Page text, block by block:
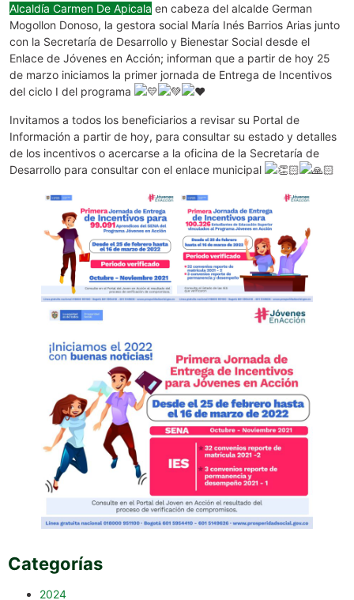
Alcaldía Carmen De Apicala en cabeza del alcalde German
Mogollon Donoso, la gestora social María Inés Barrios Arias junto
con la Secretaría de Desarrollo y Bienestar Social desde el
Enlace de Jóvenes en Acción; informan que a partir de hoy 25
de marzo iniciamos la primer jornada de Entrega de Incentivos
del ciclo I del programa
Invitamos a todos los beneficiarios a revisar su Portal de
Información a partir de hoy, para consultar su estado y detalles
de los incentivos o acercarse a la oficina de la Secretaría de
Desarrollo para consultar con el enlace municipal
Categorías
2024